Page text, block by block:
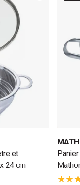
et
24 cm